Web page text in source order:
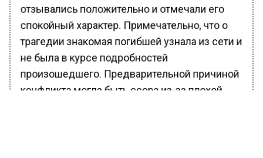
отзывались положительно и отмечали его
спокойный характер. Примечательно, что о
трагедии знакомая погибшей узнала из сети и
не была в курсе подробностей
произошедшего. Предварительной причиной
конфликта могла быть ссора из-за плохой